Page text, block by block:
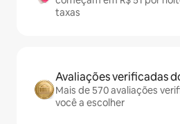
taxas
Avaliações verificadas
Mais de 570 avaliações
você a escolher